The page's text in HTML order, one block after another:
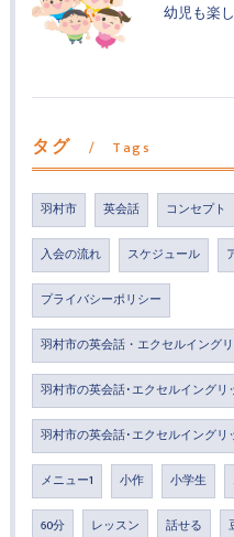
タグ Tags
羽村市 英会話 コンセプト
入会の流れ スケジュール
プライバシーポリシー
羽村市の英会話・エクセルイング
羽村市の英会話･エクセルイング
羽村市の英会話･エクセルイング
メニュー1 小作 小学生
60分 レッスン 話せる